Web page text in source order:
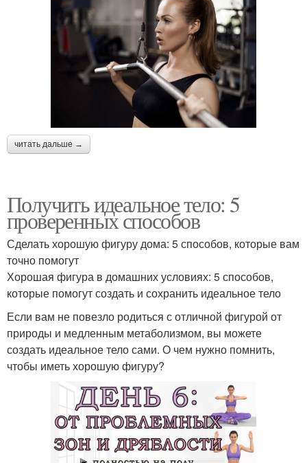
читать дальше →
Получить идеальное тело: 5
проверенных способов
Сделать хорошую фигуру дома: 5 способов, которые вам
точно помогут
Хорошая фигура в домашних условиях: 5 способов,
которые помогут создать и сохранить идеальное тело
Если вам не повезло родиться с отличной фигурой от
природы и медленным метаболизмом, вы можете
создать идеальное тело сами. О чем нужно помнить,
чтобы иметь хорошую фигуру?